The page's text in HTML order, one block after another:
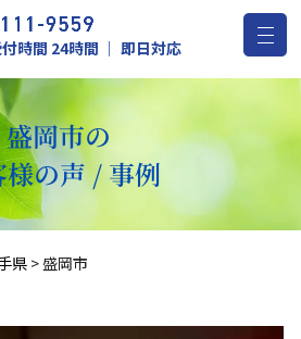
時間 24時間 ｜ 即日対応
盛岡市の
の声 / 事例
県 >盛岡市